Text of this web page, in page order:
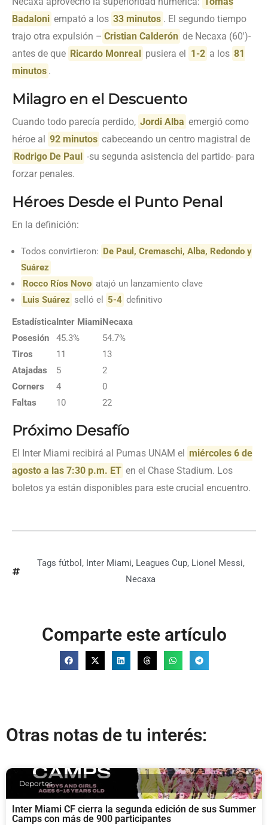
Badaloni empató a los 33 minutos . El segundo tiempo
trajo otra expulsión – Cristian Calderón de Necaxa (60′)-
antes de que Ricardo Monreal pusiera el 1-2 a los 81
minutos .
Milagro en el Descuento
Cuando todo parecía perdido, Jordi Alba emergió como
héroe al 92 minutos cabeceando un centro magistral de
Rodrigo De Paul -su segunda asistencia del partido- para
forzar penales.
Héroes Desde el Punto Penal
En la definición:
Todos convirtieron: De Paul, Cremaschi, Alba, Redondo y
Suárez
Rocco Ríos Novo atajó un lanzamiento clave
Luis Suárez selló el 5-4 definitivo
EstadísticaInter MiamiNecaxa
Posesión
45.3%
54.7%
Tiros
11
13
Atajadas
5
2
Corners
4
0
Faltas
10 22
Próximo Desafío
El Inter Miami recibirá al Pumas UNAM el miércoles 6 de
agosto a las 7:30 p.m. ET en el Chase Stadium. Los
boletos ya están disponibles para este crucial encuentro.
Tags fútbol , Inter Miami, Leagues Cup, Lionel Messi,
Necaxa
Comparte este artículo
Otras notas de tu interés:
Deportes
Inter Miami CF cierra la segunda edición de sus Summer
Camps con más de 900 participantes